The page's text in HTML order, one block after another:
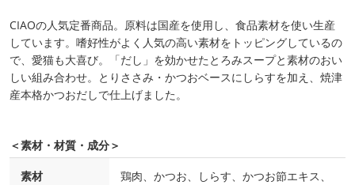
CIAOの人気定番商品。原料は国産を使用し、食品素材を使い生産
しています。嗜好性がよく人気の高い素材をトッピングしているの
で、愛猫も大喜び。「だし」を効かせたとろみスープと素材のおい
しい組み合わせ。とりささみ・かつおベースにしらすを加え、焼津
産本格かつおだしで仕上げました。
＜素材・材質・成分＞
素材
鶏肉、かつお、しらす、かつお節エキス、